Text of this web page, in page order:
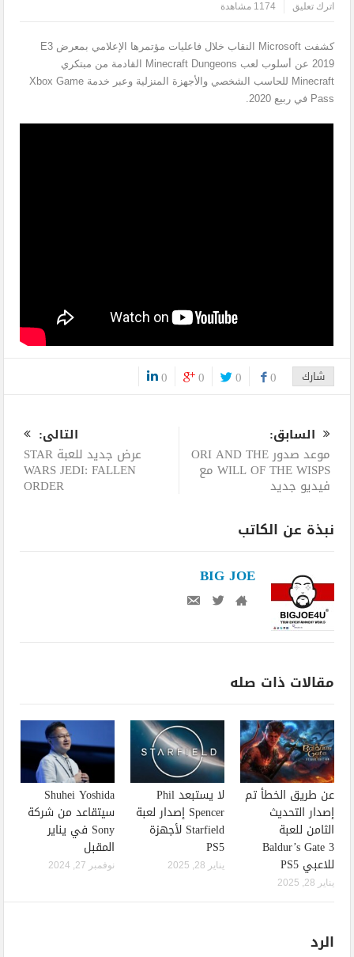
اترك تعليق
1174 مشاهدة
كشفت Microsoft النقاب خلال فاعليات مؤتمرها الإعلامي بمعرض E3
2019 عن أسلوب لعب Minecraft Dungeons القادمة من مبتكري
Minecraft للحاسب الشخصي والأجهزة المنزلية وعبر خدمة Xbox Game
Pass في ربيع 2020.
شارك 0
0
0
0
السابق:
موعد صدور ORI AND THE
WILL OF THE WISPS مع
فيديو جديد
التالى:
عرض جديد للعبة STAR
WARS JEDI: FALLEN
ORDER
نبذة عن الكاتب
BIG JOE
مقالات ذات صله
عن طريق الخطأ تم
إصدار التحديث
الثامن للعبة
Baldur’s Gate 3
للاعبي PS5
يناير 28, 2025
لا يستبعد Phil
Spencer إصدار لعبة
Starfield لأجهزة
PS5
يناير 28, 2025
Shuhei Yoshida
سيتقاعد من شركة
Sony في يناير
المقبل
نوفمبر 27, 2024
الرد